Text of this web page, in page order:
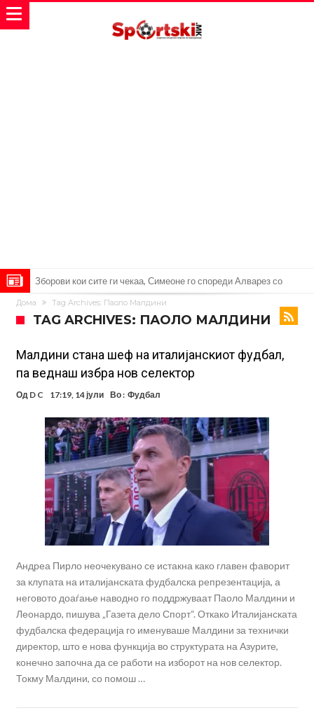
Реал Мадрид ја прекинува потрагата по нов играч за врска
Мекгрегор успешно опериран: Коленото е средено, се враќам
Ханси Флик не жали долго за Араухо, туку брзо најде замена во
англиската Премиер лига
Играч на Барселона бесен го напушти тренингот по
срцепарателните зборови на Флик
Кам-бек на терен за Мудрик по над 600 дена, но веднаш
заМИнува на позајмица!?
Џејк Пол започнува голем напад на УФЦ
Прекините за хидрација станаа бизнис: ФИФА не планира да ги
укине
Француски судија обвинет за семејно насилство – му се заканува
18 месеци затвор
Ова никогаш не му се случило на Новак: Синер и Алкараз се
повлекуваат, а Зверев веднаш се „распадна“
Дома Tag Archives: Паоло Малдини
TAG ARCHIVES: ПАОЛО МАЛДИНИ
Малдини стана шеф на италијанскиот фудбал,
па веднаш избра нов селектор
Од D C 17:19, 14 јули Во : Фудбал
Андреа Пирло неочекувано се истакна како главен фаворит
за клупата на италијанската фудбалска репрезентација, а
неговото доаѓање наводно го поддржуваат Паоло Малдини и
Леонардо, пишува „Газета дело Спорт“. Откако Италијанската
фудбалска федерација го именуваше Малдини за технички
директор, што е нова функција во структурата на Азурите,
конечно започна да се работи на изборот на нов селектор.
Токму Малдини, со помош …